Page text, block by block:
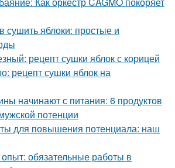
сушить яблоки: простые и
рецепт сушки яблок с корицей
рецепт сушки яблок на
начинают с питания: 6 продуктов
потенции
для повышения потенциала: наш
обязательные работы в